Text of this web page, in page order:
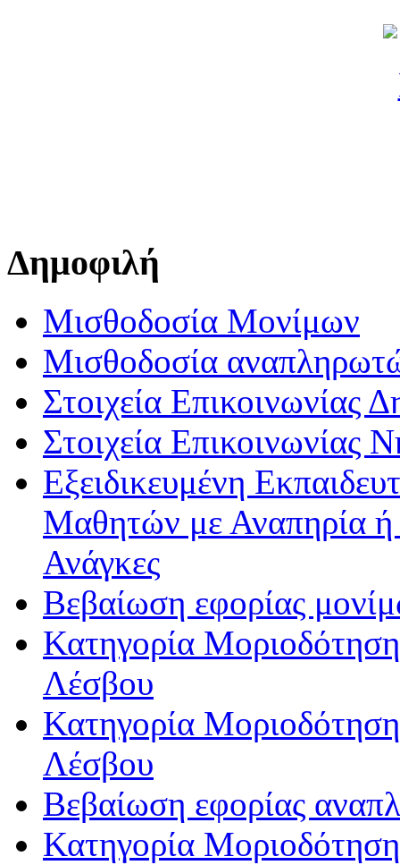
Δημοφιλή
Μισθοδοσία Μονίμων
Μισθοδοσία
Στοιχεία Επικοινωνίας
Στοιχεία Επικοινωνίας
Εξειδικευμένη
Μαθητών με Αναπηρία ή /
Ανάγκες
Βεβαίωση εφορίας
Κατηγορία
Λέσβου
Κατηγορία
Λέσβου
Βεβαίωση εφορίας
Κατηγορία